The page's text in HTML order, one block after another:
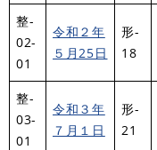
整-
02-
01
令和２年
５月25日
形-
18
整-
03-
01
令和３年
７月１日
形-
21